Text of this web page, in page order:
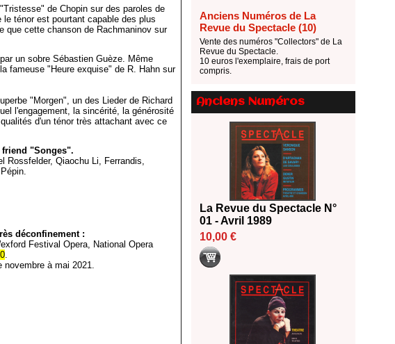
de Chopin sur des paroles de
ténor est pourtant capable des plus
que cette chanson de Rachmaninov sur
un sobre Sébastien Guèze. Même
fameuse "Heure exquise" de R. Hahn sur
"Morgen", un des Lieder de Richard
l'engagement, la sincérité, la générosité
d'un ténor très attachant avec ce
friend "Songes".
Rossfelder, Qiaochu Li, Ferrandis,
déconfinement :
Festival Opera, National Opera
.
novembre à mai 2021.
Fonds SACD Théâtre : les
lauréats 2026
23/06/2026
Dispositif ARTCENA Écrire
pour le cirque, les lauréats 2026 !
Le palmarès des prix SACD
2026
Les 10 lauréats du Fonds
Grandes Formes Théâtre 2026
Nomination de Nathalie
Garraud et Olivier Saccomano à
la direction du Théâtre de
Gennevilliers - CDN
13/06/2026
Dispositif SACD Auteurs
d'espaces : les lauréats 2026
Anciens Numéros de La
Revue du Spectacle (10)
Vente des numéros "Collectors" de La
Revue du Spectacle.
10 euros l'exemplaire, frais de port
compris.
Anciens Numéros
La Revue du Spectacle N°
01 - Avril 1989
10,00 €